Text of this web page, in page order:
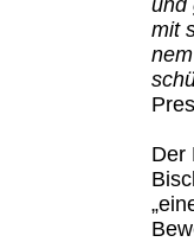
und
mit
Der